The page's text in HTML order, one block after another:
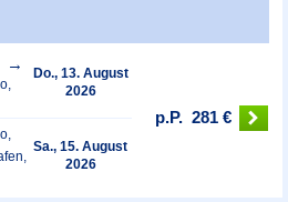
Do., 13. August
2026
Sa., 15. August
2026
p.P. 281 €